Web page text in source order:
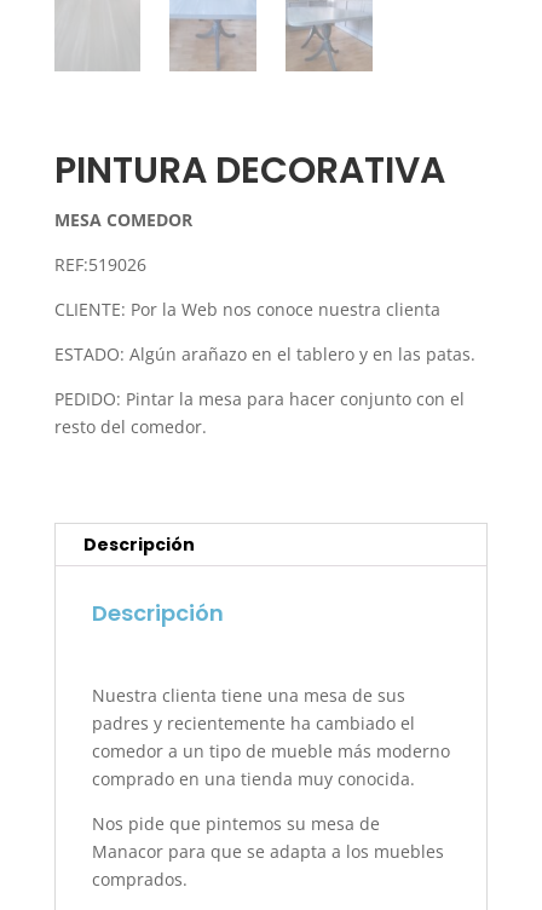
PINTURA DECORATIVA
MESA COMEDOR
REF:519026
CLIENTE: Por la Web nos conoce nuestra clienta
ESTADO: Algún arañazo en el tablero y en las patas.
PEDIDO: Pintar la mesa para hacer conjunto con el
resto del comedor.
Descripción
Descripción
Nuestra clienta tiene una mesa de sus
padres y recientemente ha cambiado el
comedor a un tipo de mueble más moderno
comprado en una tienda muy conocida.
Nos pide que pintemos su mesa de
Manacor para que se adapta a los muebles
comprados.